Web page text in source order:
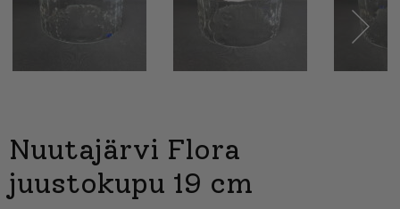
Nuutajärvi Flora
juustokupu 19 cm